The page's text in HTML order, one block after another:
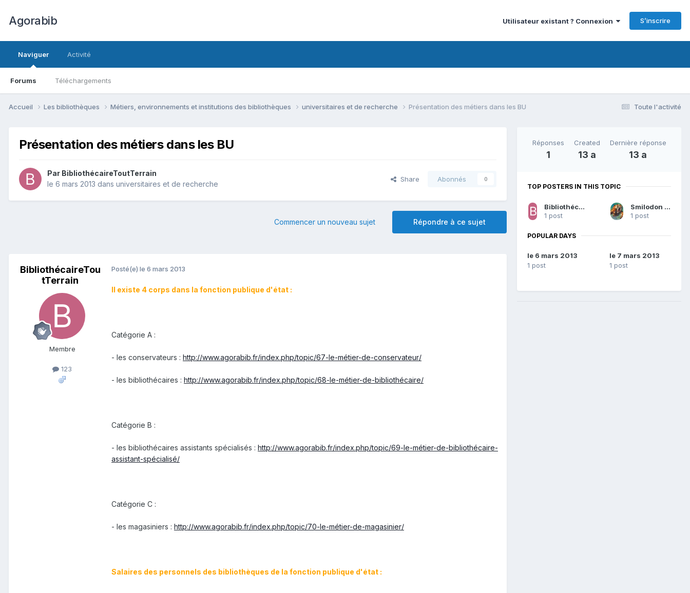
Agorabib Utilisateur existant ? Connexion S’inscrire
Naviguer
Forums Téléchargements
Activité
Toute l'activité
Accueil Les bibliothèques Métiers, environnements et institutions des bibliothèques universitaires et de recherche Présentation des métiers dans les BU
Présentation des métiers dans les BU
Par BibliothécaireToutTerrain
le 6 mars 2013 dans universitaires et de recherche
Share Abonnés 0
Répondre à ce sujet
Commencer un nouveau sujet
BibliothécaireTou
tTerrain
Membre
123
Posté(e) le 6 mars 2013
Il existe 4 corps dans la fonction publique d'état :
Catégorie A :
- les conservateurs : http://www.agorabib.fr/index.php/topic/67-le-métier-de-conservateur/
- les bibliothécaires : http://www.agorabib.fr/index.php/topic/68-le-métier-de-bibliothécaire/
Catégorie B :
- les bibliothécaires assistants spécialisés : http://www.agorabib.fr/index.php/topic/69-le-métier-de-bibliothécaire-
assistant-spécialisé/
Catégorie C :
- les magasiniers : http://www.agorabib.fr/index.php/topic/70-le-métier-de-magasinier/
Salaires des personnels des bibliothèques de la fonction publique d'état :
Réponses
1
Created
13 a
Dernière réponse
13 a
TOP POSTERS IN THIS TOPIC
BibliothécaireToutTerrain
1 post
Smilodon fatalis
1 post
POPULAR DAYS
le 6 mars 2013
1 post
le 7 mars 2013
1 post